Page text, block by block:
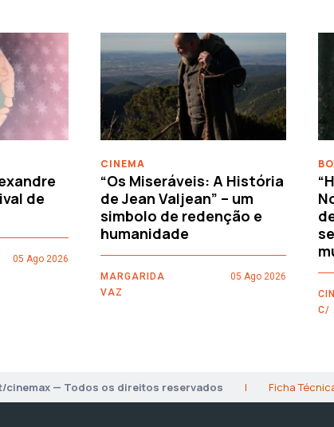
de
05 Ago 2026
CINEMA
“Os Miseráveis: A História
de Jean Valjean” – um
simbolo de redenção e
humanidade
MARGARIDA
VAZ
05 Ago 2026
C/
cinemax — Todos os direitos reservados | Ficha